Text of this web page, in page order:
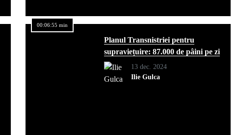
Planul Transnistriei pentru
supraviețuire: 87.000 de pâini pe zi
13 dec. 2024
Ilie Gulca
00:06:55 min